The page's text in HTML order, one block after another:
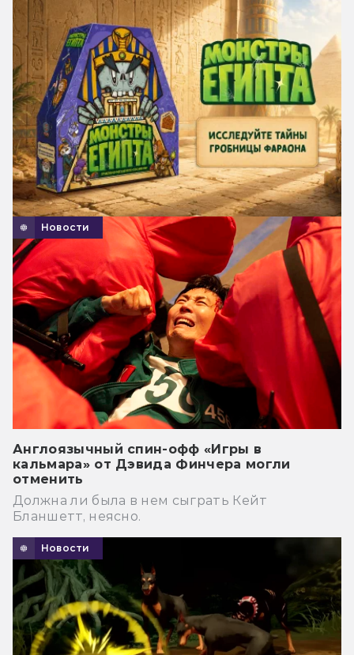
Новости
Англоязычный спин-офф «Игры в
кальмара» от Дэвида Финчера могли
отменить
Должна ли была в нем сыграть Кейт
Бланшетт, неясно.
Новости